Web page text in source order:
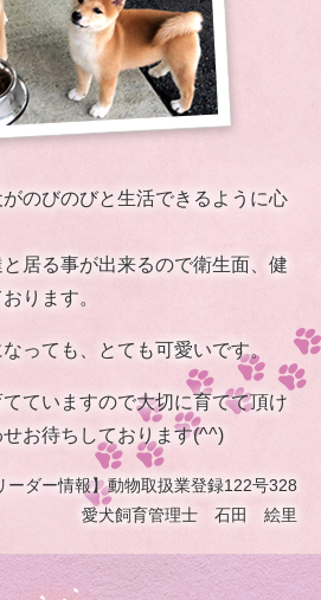
のびのびと生活できるように心
居る事が出来るので衛生面、健
ります。
っても、とても可愛いです。
ていますので大切に育てて頂け
お待ちしております(^^)
ーダー情報】動物取扱業登録122号328
愛犬飼育管理士 石田 絵里